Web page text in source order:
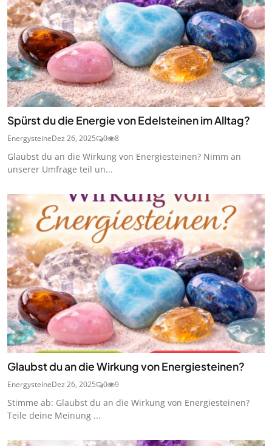
Spürst du die Energie von Edelsteinen im Alltag?
EnergysteineDez 26, 2025 0 8
Glaubst du an die Wirkung von Energiesteinen? Nimm an
unserer Umfrage teil un...
Glaubst du an die Wirkung von Energiesteinen?
EnergysteineDez 26, 2025 0 9
Stimme ab: Glaubst du an die Wirkung von Energiesteinen?
Teile deine Meinung ...